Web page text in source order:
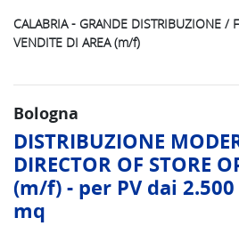
CALABRIA - GRANDE DISTRIBUZIONE /
VENDITE DI AREA (m/f)
Bologna
DISTRIBUZIONE
DIRECTOR OF STORE
(m/f) - per PV dai
mq